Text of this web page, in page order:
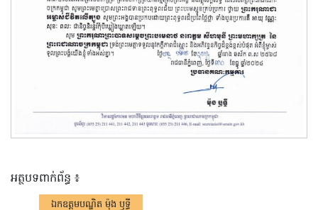
អត្ថបទពាក់ព័ន្ធ ៖
ឯកឧត្តមបណ្ឌិត ម៉ុង ឫទ្ធី